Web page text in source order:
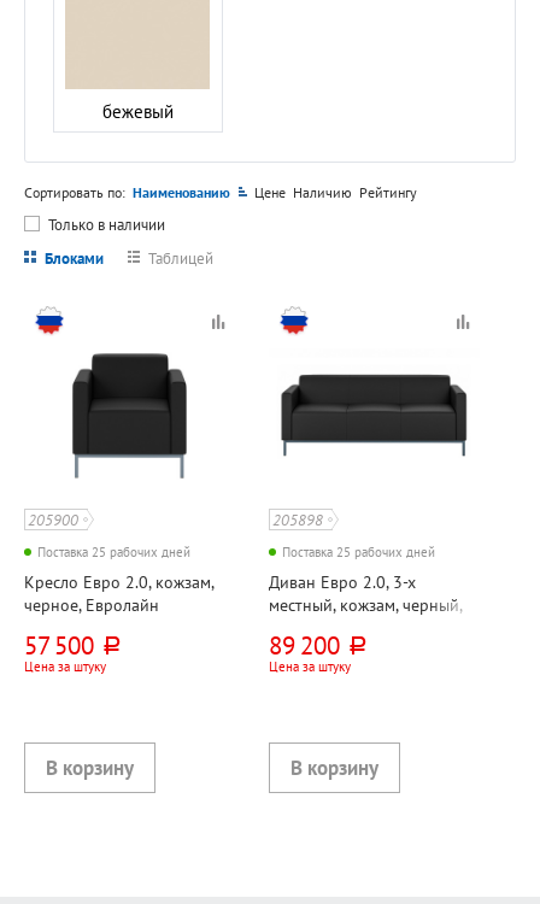
бежевый
Сортировать по: Наименованию Цене Наличию Рейтингу
Только в наличии
Блоками
Таблицей
205900
Поставка 25 рабочих дней
Кресло Евро 2.0, кожзам,
черное, Евролайн
57 500 руб.
Цена за штуку
205898
Поставка 25 рабочих дней
Диван Евро 2.0, 3-х
местный, кожзам, черный,
89 200 руб.
Цена за штуку